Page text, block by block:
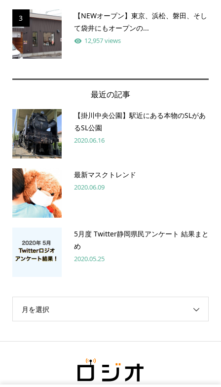
3
【NEWオープン】東京、浜松、磐田、そし
て袋井にもオープンの...
12,957 views
最近の記事
【掛川中央公園】駅近にある本物のSLがあ
るSL公園
2020.06.16
最新マスクトレンド
2020.06.09
5月度 Twitter静岡県民アンケート 結果まと
め
2020.05.25
月を選択